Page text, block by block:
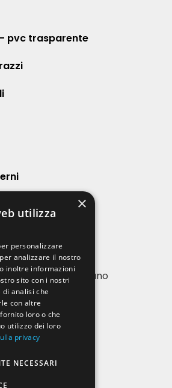
pvc trasparente
Buccinasco – Milano
- 18:00
×
utilizza
personalizzare
analizzare il nostro
inoltre informazioni
sito con i nostri
analisi che
con altre
loro o che
utilizzo dei loro
privacy
NECESSARI